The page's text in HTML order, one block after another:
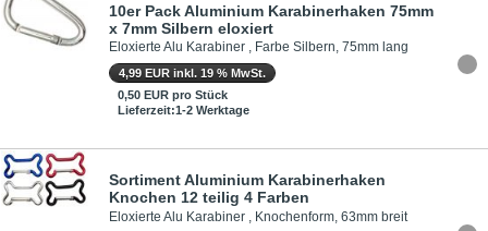
10er Pack Aluminium Karabinerhaken 75mm
x 7mm Silbern eloxiert
Eloxierte Alu Karabiner , Farbe Silbern, 75mm lang
4,99 EUR inkl. 19 % MwSt.
0,50 EUR pro Stück
Lieferzeit:1-2 Werktage
Sortiment Aluminium Karabinerhaken
Knochen 12 teilig 4 Farben
Eloxierte Alu Karabiner , Knochenform, 63mm breit